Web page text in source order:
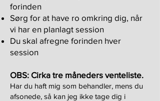
forinden
Sørg for at have ro omkring dig, når
vi har en planlagt session
Du skal afregne forinden hver
session
OBS: Cirka tre måneders venteliste.
Har du haft mig som behandler, mens du
afsonede, så kan jeg ikke tage dig i